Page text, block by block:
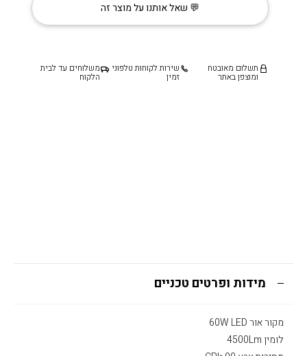
💬 שאל אותנו על מוצר זה
תשלום מאובטח
ומוצפן באתר
שירות לקוחות טלפוני
זמין
משלוחים עד לבית
הלקוח
מידות ופרטים טכניים
מקור אור 60W LED
לומין 4500Lm